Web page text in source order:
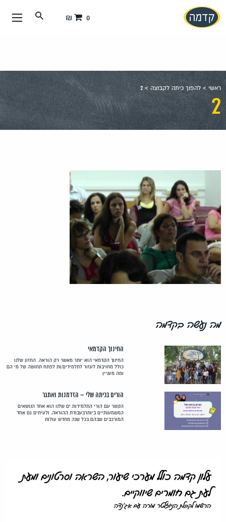
עבור
אל
0 ₪
ראשי >להפוך כיתה לקבוצה>
2
2
מה נעשה בקדמה
החינוך הקדמאי
החינוך הקדמאי הוא יותר מאשר רק הוראה. החזון שלנו
כולל מחויבות לעזור לתלמידים/ות לפתח תחושה של מי הם
ומה מעניין
הורים בכיתה שלי – הזדמנות ואתגר
הקשר עם הורי התלמידות.ים שלנו הוא אחד הנושאים
המשמעותיים ביותרבעבודת ההוראה, ולעיתים גם אחד
המורכבים שבהם.בכל שנה מחדש עולות
עלון קדמה כולל מערכי שיעור, השראה וסרטונים ומעת
לעת גם חומרים שיווקיים.
הרשמו לקבלת הניוזלטר מורה עם אג'נדה